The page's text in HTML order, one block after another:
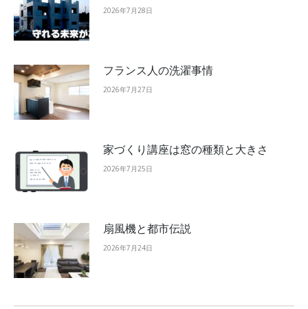
2026年7月28日
フランス人の洗濯事情
2026年7月27日
家づくり講座は窓の種類と大きさ
2026年7月25日
扇風機と都市伝説
2026年7月24日